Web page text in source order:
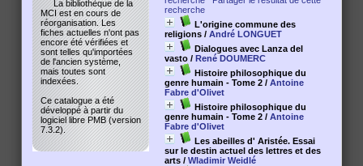
recherche
L'origine commune des
religions / André LONGUET
Dialogues avec Lanza del
vasto / René DOUMERC
Histoire philosophique du
genre humain - Tome 2 / Antoine
Fabre d'Olivet
Histoire philosophique du
genre humain - Tome 2 / Antoine
Fabre d'Olivet
Les abeilles d' Aristée. Essai
sur le destin actuel des lettres et des
arts / Wladimir Weidlé
La bibliothèque de la
MCI est en cours de
réorganisation. Les
fiches actuelles n'ont pas
encore été vérifiées et
sont telles qu'importées
de l'ancien système,
mais toutes sont
indexées.
Ce catalogue a été
développé à partir du
logiciel libre PMB (version
7.3.2).